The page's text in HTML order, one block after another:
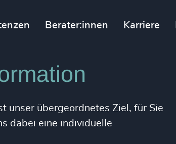
Berater:innen Karriere
unser übergeordnetes Ziel, für Sie
dabei eine individuelle